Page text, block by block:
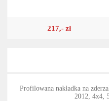
217,- zł
Profilowana nakładka na
2012, 4x4,